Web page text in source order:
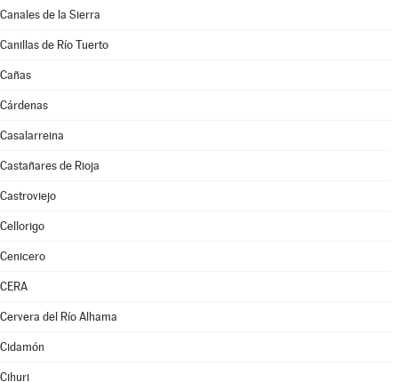
Canales de la Sierra
Canillas de Río Tuerto
Cañas
Cárdenas
Casalarreina
Castañares de Rioja
Castroviejo
Cellorigo
Cenicero
CERA
Cervera del Río Alhama
Cidamón
Cihuri